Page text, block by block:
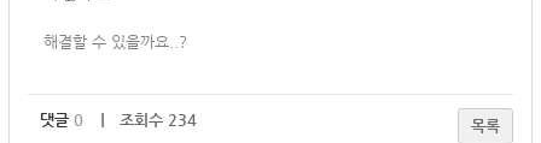
해결할 수 있을까요..?
댓글 0 ｜ 조회수 234 목록